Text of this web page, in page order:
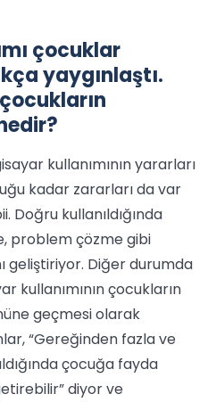
çocuklar
yaygınlaştı.
kullanımının yararları
kadar zararları da var
Doğru kullanıldığında
problem çözme gibi
geliştiriyor. Diğer durumda
kullanımının çocukların
geçmesi olarak
“Gereğinden fazla ve
çocuğa fayda
diyor ve